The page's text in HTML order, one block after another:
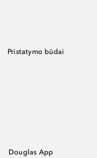
Pristatymo būdai
Douglas App